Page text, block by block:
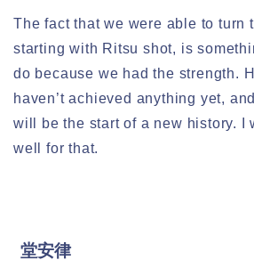
The fact that we were able to turn
starting with Ritsu shot, is
do because we had the strength.
haven’t achieved anything yet,
will be the start of a new history. I
well for that.
堂安律